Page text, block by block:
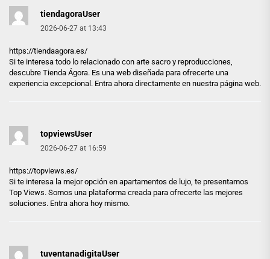
tiendagoraUser
2026-06-27 at 13:43
https://tiendaagora.es/
Si te interesa todo lo relacionado con arte sacro y reproducciones,
descubre Tienda Ágora. Es una web diseñada para ofrecerte una
experiencia excepcional. Entra ahora directamente en nuestra página web.
topviewsUser
2026-06-27 at 16:59
https://topviews.es/
Si te interesa la mejor opción en apartamentos de lujo, te presentamos
Top Views. Somos una plataforma creada para ofrecerte las mejores
soluciones. Entra ahora hoy mismo.
tuventanadigitaUser